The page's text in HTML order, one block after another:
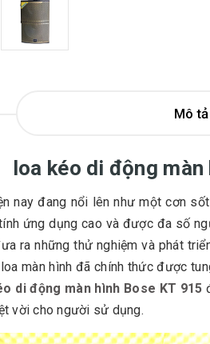
Mô tả
loa kéo di động
nay đang nổi lên như một cơn
ứng dụng cao và được đa số
ra những thử nghiệm và phát
màn hình đã chính thức được
di động màn hình Bose KT 915
vời cho người sử dụng.